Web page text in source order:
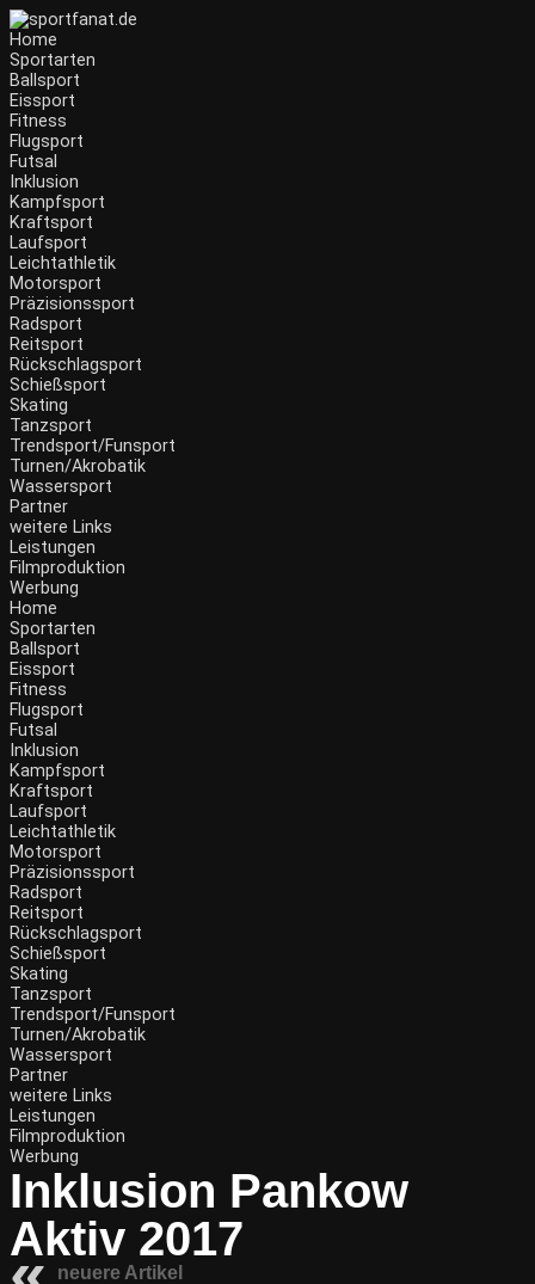
Zum
Inhalt
wechseln
Home
Sportarten
Ballsport
Eissport
Fitness
Flugsport
Futsal
Inklusion
Kampfsport
Kraftsport
Laufsport
Leichtathletik
Motorsport
Präzisionssport
Radsport
Reitsport
Rückschlagsport
Schießsport
Skating
Tanzsport
Trendsport/Funsport
Turnen/Akrobatik
Wassersport
Partner
weitere Links
Leistungen
Filmproduktion
Werbung
Menü
Home
Sportarten
Ballsport
Eissport
Fitness
Flugsport
Futsal
Inklusion
Kampfsport
Kraftsport
Laufsport
Leichtathletik
Motorsport
Präzisionssport
Radsport
Reitsport
Rückschlagsport
Schießsport
Skating
Tanzsport
Trendsport/Funsport
Turnen/Akrobatik
Wassersport
Partner
weitere Links
Leistungen
Filmproduktion
Werbung
Inklusion Pankow
Aktiv 2017
neuere Artikel